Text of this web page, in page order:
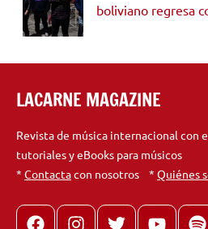
boliviano regresa
LACARNE MAGAZINE
Revista de música internacional con
tutoriales y eBooks para músicos
* Contactacon nosotros * Quiénes
FacebookInstagram
X youtube